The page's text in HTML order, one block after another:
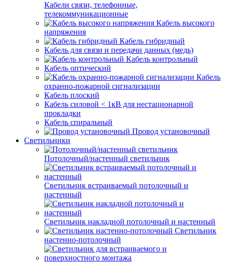
Кабели связи, телефонные,
телекоммуникационные
Кабель высокого
напряжения
Кабель гибридный
Кабель для связи и передачи данных (медь)
Кабель контрольный
Кабель оптический
Кабель
охранно-пожарной сигнализации
Кабель плоский
Кабель силовой < 1кВ для нестационарной
прокладки
Кабель спиральный
Провод установочный
Светильники
Потолочный/настенный светильник
Светильник встраиваемый потолочный и
настенный
Светильник накладной потолочный и настенный
Светильник
настенно-потолочный